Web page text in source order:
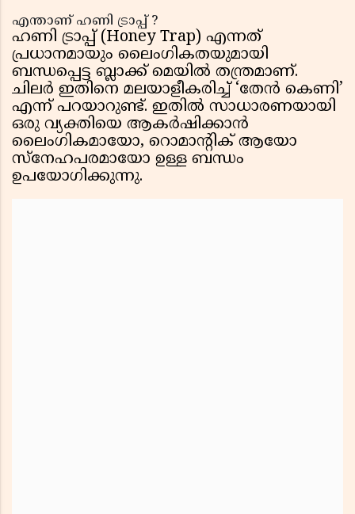
എന്താണ് ഹണി ട്രാപ്പ് ?
ഹണി ട്രാപ്പ് (Honey Trap) എന്നത്
പ്രധാനമായും ലൈംഗികതയുമായി
ബന്ധപ്പെട്ട ബ്ലാക്ക് മെയിൽ തന്ത്രമാണ്.
ചിലർ ഇതിനെ മലയാളീകരിച്ച് ‘തേൻ കെണി’
എന്ന് പറയാറുണ്ട്. ഇതിൽ സാധാരണയായി
ഒരു വ്യക്തിയെ ആകർഷിക്കാൻ
ലൈംഗികമായോ, റൊമാന്റിക് ആയോ
സ്നേഹപരമായോ ഉള്ള ബന്ധം
ഉപയോഗിക്കുന്നു.